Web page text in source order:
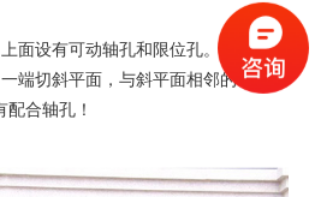
上面设有可动轴孔和限位孔。
端切斜平面，与斜平面相邻的小圆弧
合轴孔！